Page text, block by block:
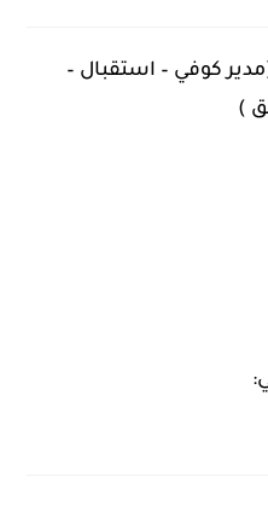
كوفي – استقبال –
)